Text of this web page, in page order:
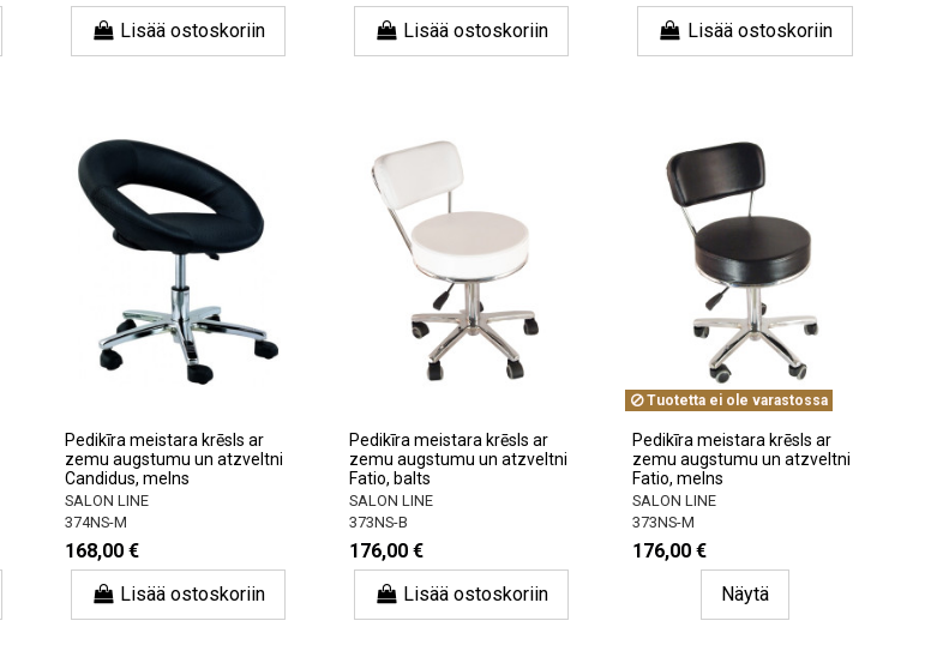
Lisää ostoskoriin
Lisää ostoskoriin
Lisää ostoskoriin
Pedikīra meistara krēsls ar
zemu augstumu un atzveltni
Candidus, melns
SALON LINE
374NS-M
168,00 €
Lisää ostoskoriin
Pedikīra meistara krēsls ar
zemu augstumu un atzveltni
Fatio, balts
SALON LINE
373NS-B
176,00 €
Lisää ostoskoriin
Tuotetta ei ole varastossa
Pedikīra meistara krēsls ar
zemu augstumu un atzveltni
Fatio, melns
SALON LINE
373NS-M
176,00 €
Näytä